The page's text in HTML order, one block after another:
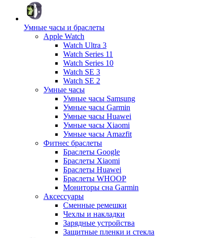
Умные часы и браслеты
Apple Watch
Watch Ultra 3
Watch Series 11
Watch Series 10
Watch SE 3
Watch SE 2
Умные часы
Умные часы Samsung
Умные часы Garmin
Умные часы Huawei
Умные часы Xiaomi
Умные часы Amazfit
Фитнес браслеты
Браслеты Google
Браслеты Xiaomi
Браслеты Huawei
Браслеты WHOOP
Мониторы сна Garmin
Аксессуары
Сменные ремешки
Чехлы и накладки
Зарядные устройства
Защитные пленки и стекла